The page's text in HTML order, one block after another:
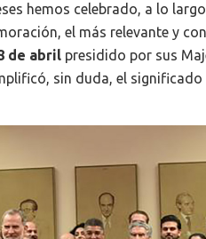
hemos celebrado, a lo
el más relevante y
de abril presidido por sus
sin duda, el